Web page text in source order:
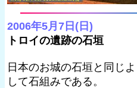
2006年5月7日(日)
トロイの遺跡の石垣
日本のお城の石垣と同じ
して石組みである。